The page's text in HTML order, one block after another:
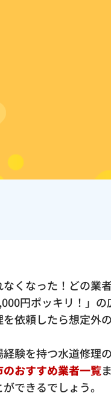
なくなった！どの
円ポッキリ！」の
を依頼したら想定外
験を持つ水道修理の
おすすめ業者一覧
できるでしょう。